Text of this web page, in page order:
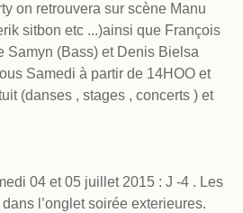
on retrouvera sur scène Manu
sitbon etc ...)ainsi que François
Samyn (Bass) et Denis Bielsa
Samedi à partir de 14HOO et
(danses , stages , concerts ) et
04 et 05 juillet 2015 : J -4 . Les
l’onglet soirée exterieures.